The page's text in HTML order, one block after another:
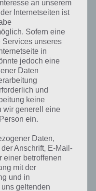
an unserem
Internetseiten ist
Sofern eine
Services unseres
in
jedoch eine
Daten
und
keine
wir generell eine
ein.
Daten,
Anschrift, E-Mail-
einer betroffenen
mit der
und in
geltenden